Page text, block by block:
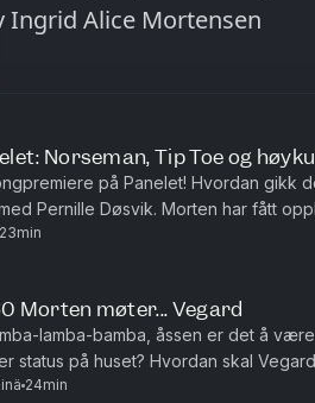
Ingrid Alice Mortensen
Norseman, Tip Toe og
på Panelet! Hvordan gikk
Pernille Døsvik. Morten har fått
meget høykulturell sommer (stikkord:
23min
Morten møter... Vegard
lamba-bamba, åssen er det å
status på huset? Hvordan skal
av Ingrid Alice Mortensen. P.S! Vi
24min